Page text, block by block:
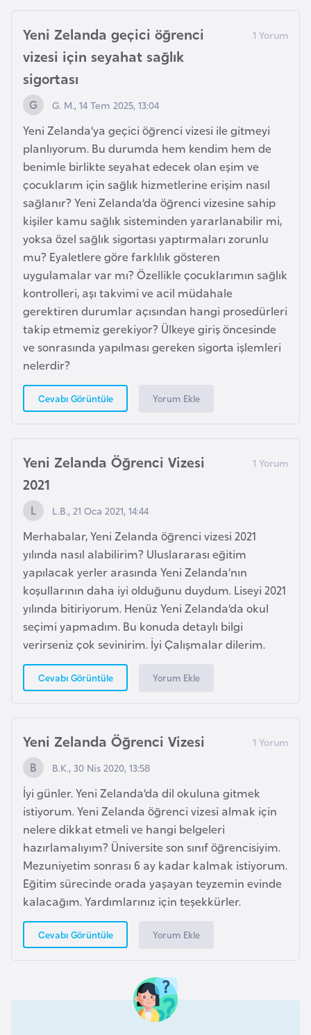
Yeni Zelanda geçici öğrenci
vizesi için seyahat sağlık
sigortası
G. M., 14 Tem 2025, 13:04
Yeni Zelanda’ya geçici öğrenci vizesi ile gitmeyi
planlıyorum. Bu durumda hem kendim hem de
benimle birlikte seyahat edecek olan eşim ve
çocuklarım için sağlık hizmetlerine erişim nasıl
sağlanır? Yeni Zelanda’da öğrenci vizesine sahip
kişiler kamu sağlık sisteminden yararlanabilir mi,
yoksa özel sağlık sigortası yaptırmaları zorunlu
mu? Eyaletlere göre farklılık gösteren
uygulamalar var mı? Özellikle çocuklarımın sağlık
kontrolleri, aşı takvimi ve acil müdahale
gerektiren durumlar açısından hangi prosedürleri
takip etmemiz gerekiyor? Ülkeye giriş öncesinde
ve sonrasında yapılması gereken sigorta işlemleri
nelerdir?
Cevabı Görüntüle Yorum Ekle
Yeni Zelanda Öğrenci Vizesi
2021
L.B., 21 Oca 2021, 14:44
Merhabalar, Yeni Zelanda öğrenci vizesi 2021
yılında nasıl alabilirim? Uluslararası eğitim
yapılacak yerler arasında Yeni Zelanda’nın
koşullarının daha iyi olduğunu duydum. Liseyi 2021
yılında bitiriyorum. Henüz Yeni Zelanda’da okul
seçimi yapmadım. Bu konuda detaylı bilgi
verirseniz çok sevinirim. İyi Çalışmalar dilerim.
Cevabı Görüntüle Yorum Ekle
Yeni Zelanda Öğrenci Vizesi
B.K., 30 Nis 2020, 13:58
İyi günler. Yeni Zelanda’da dil okuluna gitmek
istiyorum. Yeni Zelanda öğrenci vizesi almak için
nelere dikkat etmeli ve hangi belgeleri
hazırlamalıyım? Üniversite son sınıf öğrencisiyim.
Mezuniyetim sonrası 6 ay kadar kalmak istiyorum.
Eğitim sürecinde orada yaşayan teyzemin evinde
kalacağım. Yardımlarınız için teşekkürler.
Cevabı Görüntüle Yorum Ekle
G
a
m
b
i
y
a
G
a
n
a
G
i
n
e
B
s
G
i
n
e
G
r
e
n
a
G
ü
n
e
y
K
o
r
e
G
n